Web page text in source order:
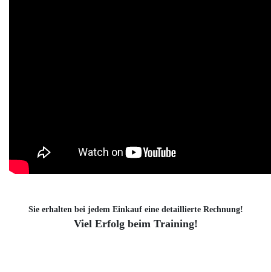
Sie erhalten bei jedem Einkauf eine detaillierte Rechnung!
Viel Erfolg beim Training!